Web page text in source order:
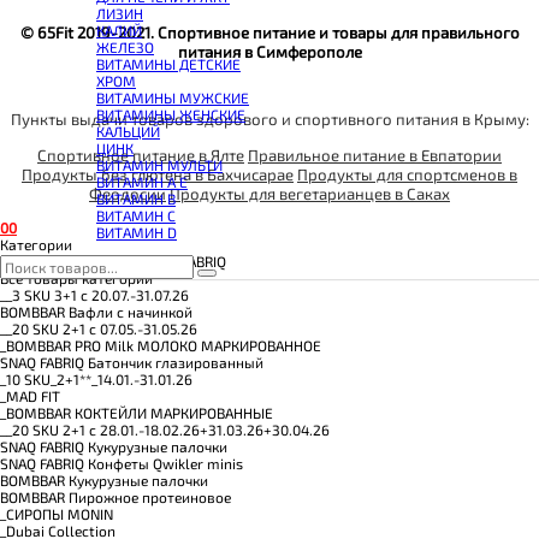
КРЕАТИН
ПОЛЕЗНЫЕ ЖИРЫ
ПРОТЕИН
ПРОТЕИНОВОЕ ПЕЧЕНЬЕ
ПРОТЕИНОВЫЕ БАТОНЧИКИ
ПРОТЕИНОВЫЕ КАШИ
ТЕСТОБУСТЕРЫ
ЦИТРУЛЛИН МАЛАТ
ПРЕДТРЕНИРОВОЧНЫЕ КОМПЛЕКСЫ
ЭНЕРГЕТИКИ И ЖИРОСЖИГАТЕЛИ#
ЛИЗИН
КАЛИЙ
ЖЕЛЕЗО
ВИТАМИНЫ ДЕТСКИЕ
ХРОМ
ВИТАМИНЫ МУЖСКИЕ
ВИТАМИНЫ ЖЕНСКИЕ
КАЛЬЦИЙ
ЦИНК
ВИТАМИН МУЛЬТИ
ВИТАМИН A E
ВИТАМИН B
ВИТАМИН C
ВИТАМИН D
© 65Fit 2019-2021. Спортивное питание и товары для правильного
питания в Симферополе
Пункты выдачи товаров здорового и спортивного питания в Крыму:
Спортивное питание в Ялте Правильное питание в Евпатории
Продукты без глютена в Бахчисарае Продукты для спортсменов в
ФеодосииПродукты для вегетарианцев в Саках
00
Категории
BOMBBAR, CHIKALAB, SNAQ FABRIQ
Все товары категории
__3 SKU 3+1 с 20.07.-31.07.26
BOMBBAR Вафли с начинкой
__20 SKU 2+1 с 07.05.-31.05.26
_BOMBBAR PRO Milk МОЛОКО МАРКИРОВАННОЕ
SNAQ FABRIQ Батончик глазированный
_10 SKU_2+1**_14.01.-31.01.26
_MAD FIT
_BOMBBAR КОКТЕЙЛИ МАРКИРОВАННЫЕ
__20 SKU 2+1 с 28.01.-18.02.26+31.03.26+30.04.26
SNAQ FABRIQ Кукурузные палочки
SNAQ FABRIQ Конфеты Qwikler minis
BOMBBAR Кукурузные палочки
BOMBBAR Пирожное протеиновое
_CИРОПЫ MONIN
_Dubai Collection